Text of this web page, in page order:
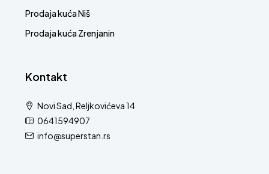
Prodaja kuća Niš
Prodaja kuća Zrenjanin
Kontakt
Novi Sad, Reljkovićeva 14
0641594907
info@superstan.rs